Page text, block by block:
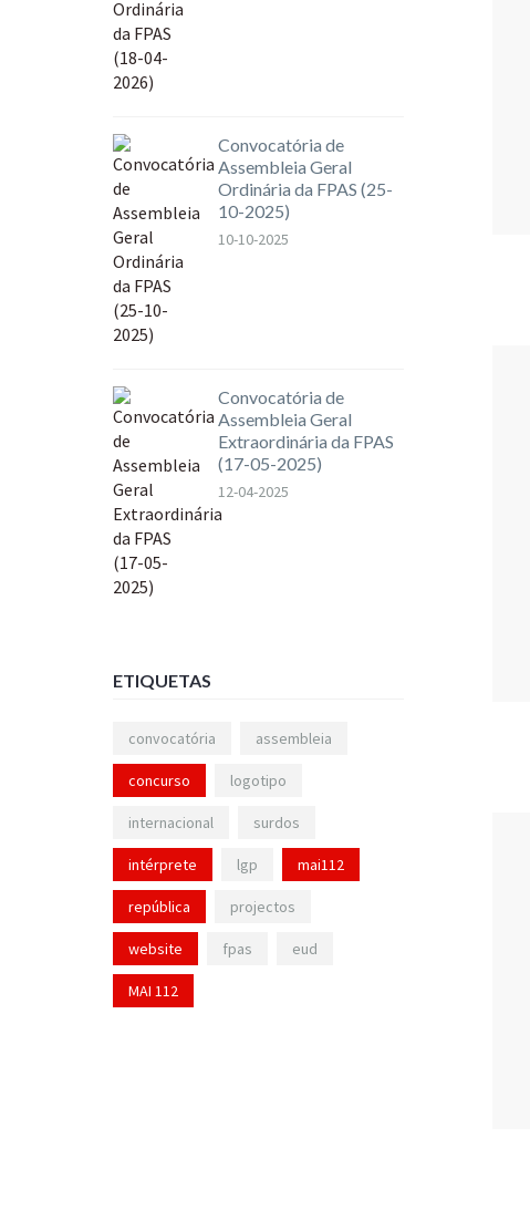
Convocatória de
Assembleia Geral
Ordinária da FPAS (25-
10-2025)
10-10-2025
Convocatória de
Assembleia Geral
Extraordinária da FPAS
(17-05-2025)
12-04-2025
ETIQUETAS
convocatória assembleia
concurso logotipo
internacional surdos
intérprete lgp mai112
república projectos
website fpas eud
MAI 112